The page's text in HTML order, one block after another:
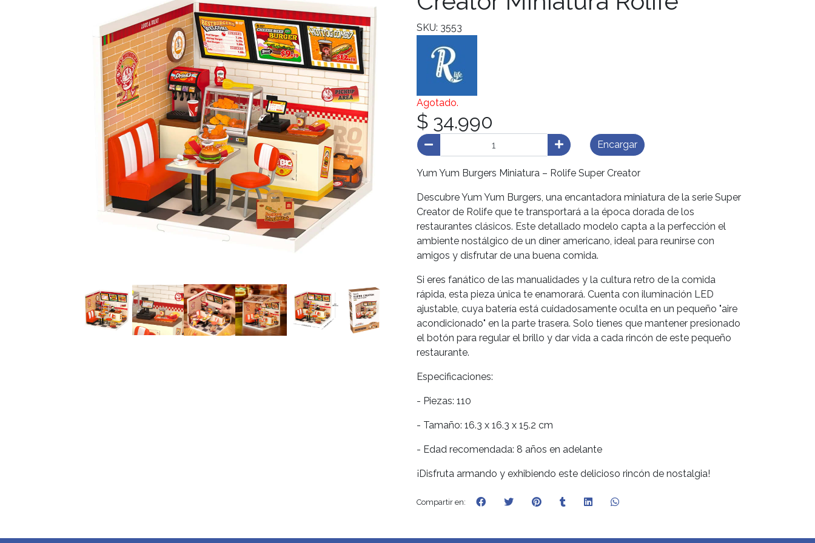
SKU: 3553
Agotado.
$ 34.990
Encargar
Yum Yum Burgers Miniatura – Rolife Super Creator
Descubre Yum Yum Burgers, una encantadora miniatura de la serie Super
Creator de Rolife que te transportará a la época dorada de los
restaurantes clásicos. Este detallado modelo capta a la perfección el
ambiente nostálgico de un diner americano, ideal para reunirse con
amigos y disfrutar de una buena comida.
Si eres fanático de las manualidades y la cultura retro de la comida
rápida, esta pieza única te enamorará. Cuenta con iluminación LED
ajustable, cuya batería está cuidadosamente oculta en un pequeño "aire
acondicionado" en la parte trasera. Solo tienes que mantener presionado
el botón para regular el brillo y dar vida a cada rincón de este pequeño
restaurante.
Especificaciones:
- Piezas: 110
- Tamaño: 16.3 x 16.3 x 15.2 cm
- Edad recomendada: 8 años en adelante
¡Disfruta armando y exhibiendo este delicioso rincón de nostalgia!
Compartir en: